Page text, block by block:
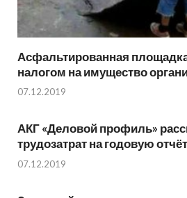
Асфальтированная
налогом на имущество
07.12.2019
АКГ «Деловой профиль»
трудозатрат на годовую
07.12.2019